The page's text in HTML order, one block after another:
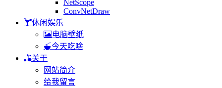
NetScope
ConvNetDraw
休闲娱乐
电脑壁纸
今天吃啥
关于
网站简介
给我留言